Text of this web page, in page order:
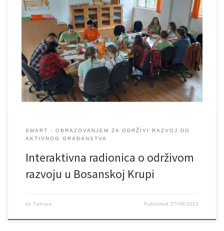
U subotu je u Bosanskoj Krupi održana prva interaktivna radionica
na temu održivog razvoja i značaja obrazovanja za održivi razvoj.
Mladi iz Bosanske Krupe imali su priliku učiti i razgovarati o
sedamnaest ciljeva održivog razvoja. Nakon konstruktivne diskusije
predložili su akcione planove za rješavanje identificiranih
problema unutar svoje lokalne zajednice. […]
SMART - OBRAZOVANJEM ZA ODRŽIVI RAZVOJ DO
AKTIVNOG GRAĐANSTVA
Interaktivna radionica o održivom
razvoju u Bosanskoj Krupi
by Tamara Published 27/06/2023